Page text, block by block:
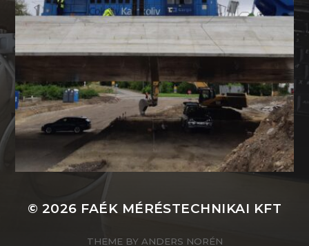
© 2026 FAÉK MÉRÉSTECHNIKAI KFT
THEME BY ANDERS NORÉN